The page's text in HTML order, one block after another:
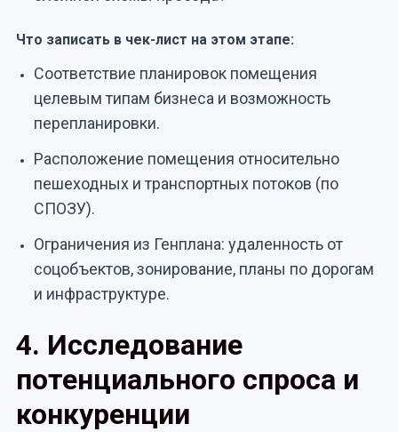
Что записать в чек-лист на этом этапе:
Соответствие планировок помещения
целевым типам бизнеса и возможность
перепланировки.
Расположение помещения относительно
пешеходных и транспортных потоков (по
СПОЗУ).
Ограничения из Генплана: удаленность от
соцобъектов, зонирование, планы по дорогам
и инфраструктуре.
4. Исследование
потенциального спроса и
конкуренции